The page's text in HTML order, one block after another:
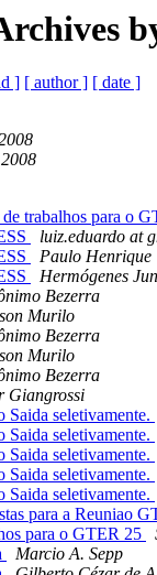
] [ author ] [ date ]
trabalhos para o
luiz.eduardo at
Paulo Henrique
Hermógenes
Bezerra
Murilo
Bezerra
Murilo
Bezerra
Giangrossi
seletivamente.
seletivamente.
seletivamente.
seletivamente.
seletivamente.
para a Reuniao
para o GTER 25
Marcio A. Sepp